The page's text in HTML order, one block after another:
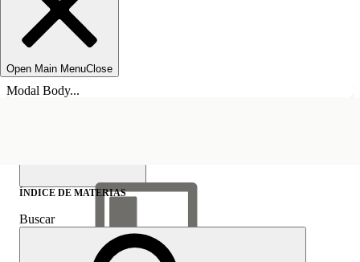
Open Main MenuClose
Modal Body...
ÍNDICE DE MATERIAS
Buscar